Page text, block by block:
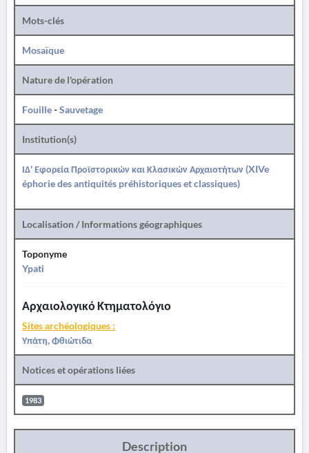
Mots-clés
Mosaïque
Nature de l'opération
Fouille-Sauvetage
Institution(s)
ΙΔ' Εφορεία Προϊστορικών και Κλασικών Αρχαιοτήτων (XIVe
éphorie des antiquités préhistoriques et classiques)
Localisation / Informations géographiques
Toponyme
Ypati
Αρχαιολογικό Κτηματολόγιο
Sites archéologiques :
Υπάτη, Φθιώτιδα
Notices et opérations liées
1983
Description